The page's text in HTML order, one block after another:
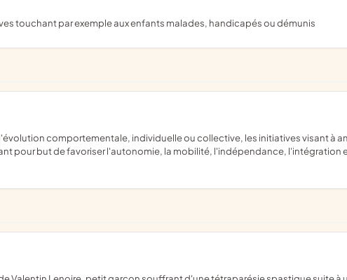
touchant par exemple aux enfants malades, handicapés ou démunis
pour but de favoriser l'autonomie, la mobilité, l'indépendance, l'intégration